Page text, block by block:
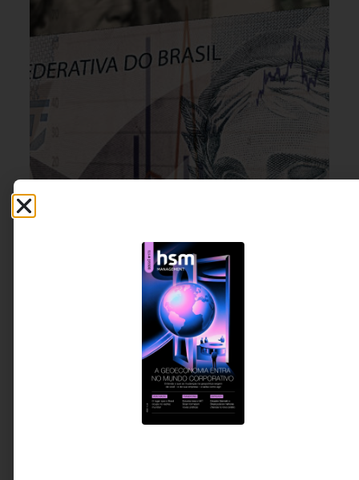
ESTRATÉGIA 6 DE AGOSTO DE 2026 17H00
Pare de tentar prever o mundo. Construa
uma empresa que aguenta vários.
Tarifas, conflitos geopolíticos, rupturas nas cadeias
de suprimentos e mudanças regulatórias expõem
uma fragilidade comum em muitas organizações: a
dependência de um único cenário de futuro. Ao